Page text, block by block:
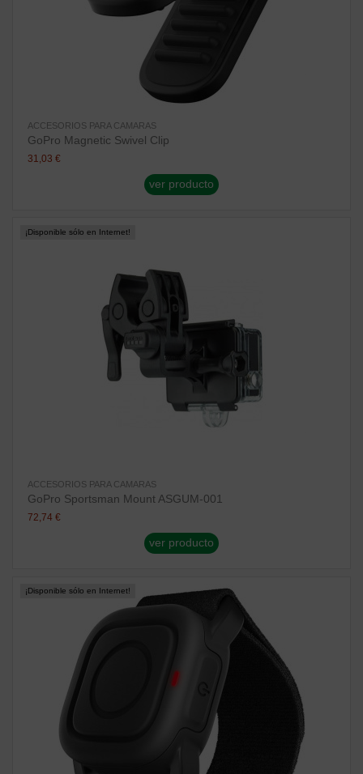
ACCESORIOS PARA CAMARAS
GoPro Magnetic Swivel Clip
31,03 €
ver producto
¡Disponible sólo en Internet!
ACCESORIOS PARA CAMARAS
GoPro Sportsman Mount ASGUM-001
72,74 €
ver producto
¡Disponible sólo en Internet!